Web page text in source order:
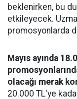
beklenirken, bu
etkileyecek.
promosyonlarda
Mayıs ayında
olacağı merak
20.000 TL'ye